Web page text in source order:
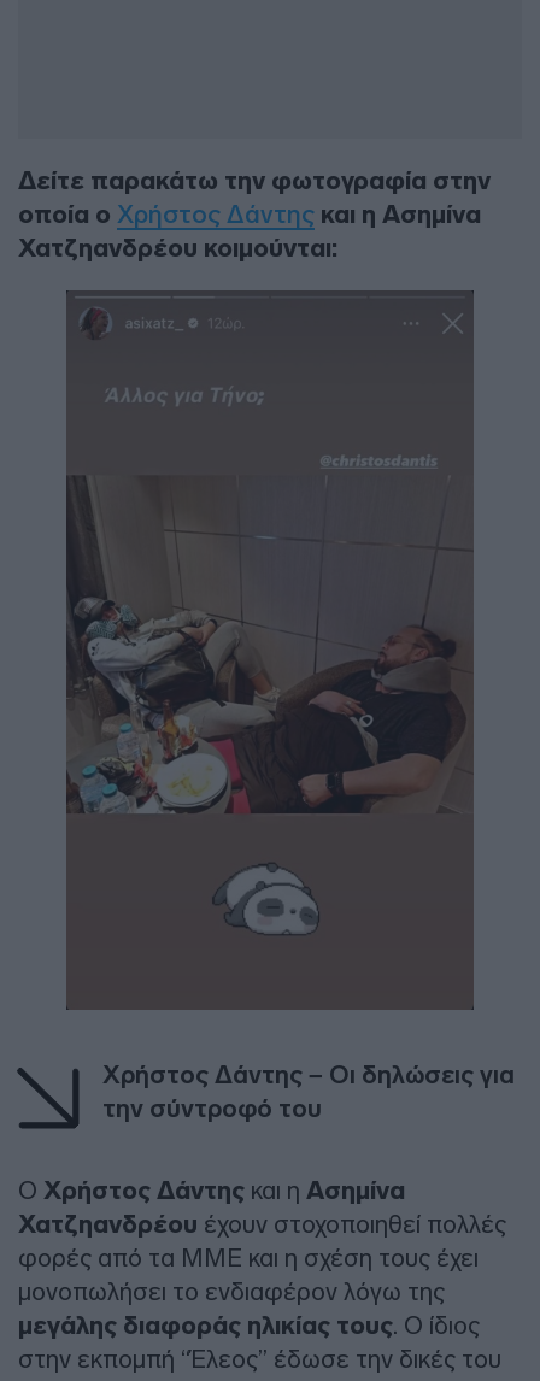
Δείτε παρακάτω την φωτογραφία στην
οποία ο Χρήστος Δάντης και η Ασημίνα
Χατζηανδρέου κοιμούνται:
Χρήστος Δάντης – Οι δηλώσεις για
την σύντροφό του
Ο Χρήστος Δάντης και η Ασημίνα
Χατζηανδρέου έχουν στοχοποιηθεί πολλές
φορές από τα ΜΜΕ και η σχέση τους έχει
μονοπωλήσει το ενδιαφέρον λόγω της
μεγάλης διαφοράς ηλικίας τους. Ο ίδιος
στην εκπομπή “Έλεος” έδωσε την δικές του